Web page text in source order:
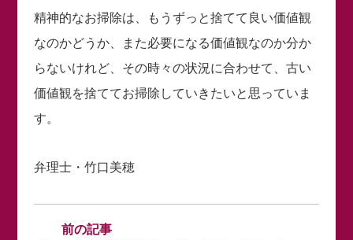
精神的なお掃除は、もうずっと捨てて良い価値観
なのかどうか、また必要になる価値観なのか分か
らないけれど、その時々の状況に合わせて、古い
価値観を捨ててお掃除していきたいと思っていま
す。
弁理士・竹口美穂